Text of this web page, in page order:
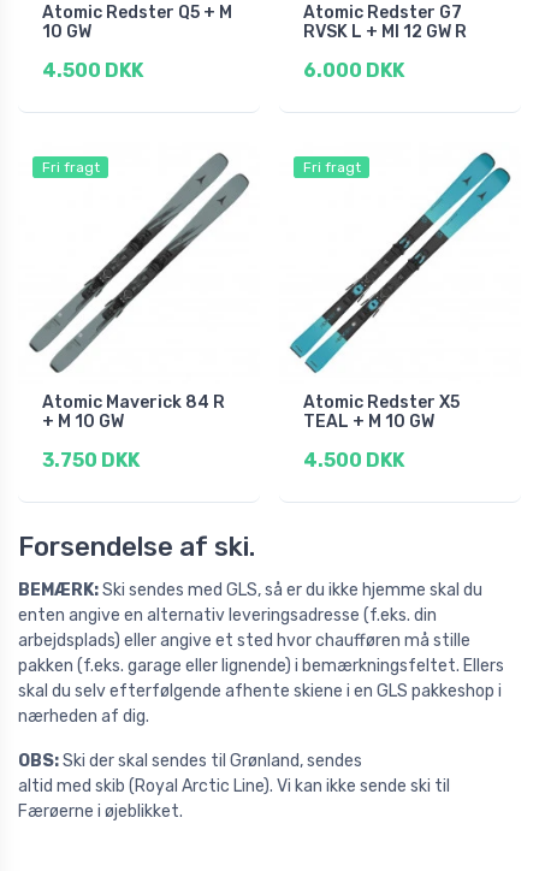
Atomic Redster Q5 + M
10 GW
4.500 DKK
Atomic Redster G7
RVSK L + MI 12 GW R
6.000 DKK
Fri fragt
Atomic Maverick 84 R
+ M 10 GW
3.750 DKK
Fri fragt
Atomic Redster X5
TEAL + M 10 GW
4.500 DKK
Forsendelse af ski.
BEMÆRK:Ski sendes med GLS, så er du ikke hjemme skal du
enten angive en alternativ leveringsadresse (f.eks. din
arbejdsplads) eller angive et sted hvor chaufføren må stille
pakken (f.eks. garage eller lignende) i bemærkningsfeltet. Ellers
skal du selv efterfølgende afhente skiene i en GLS pakkeshop i
nærheden af dig.
OBS:Ski der skal sendes til Grønland, sendes
altid med skib (Royal Arctic Line). Vi kan ikke sende ski til
Færøerne i øjeblikket.